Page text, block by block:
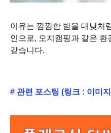
이유는 깜깜한 밤을 대낮처
인으로, 오지캠핑과 같은 환
같습니다.
# 관련 포스팅 (링크 : 이미